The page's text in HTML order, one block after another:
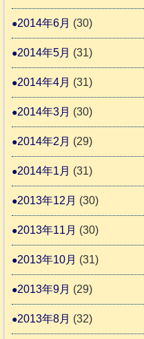
2014年6月 (30)
2014年5月 (31)
2014年4月 (31)
2014年3月 (30)
2014年2月 (29)
2014年1月 (31)
2013年12月 (30)
2013年11月 (30)
2013年10月 (31)
2013年9月 (29)
2013年8月 (32)